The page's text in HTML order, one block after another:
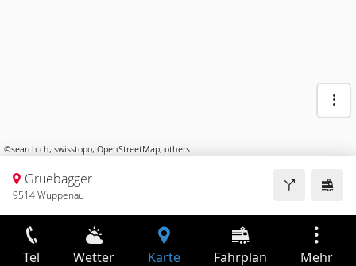
©search.ch, swisstopo, OpenStreetMap, others
Gruebagger
9514 Wuppenau
Tel Wetter Karte Fahrplan Mehr